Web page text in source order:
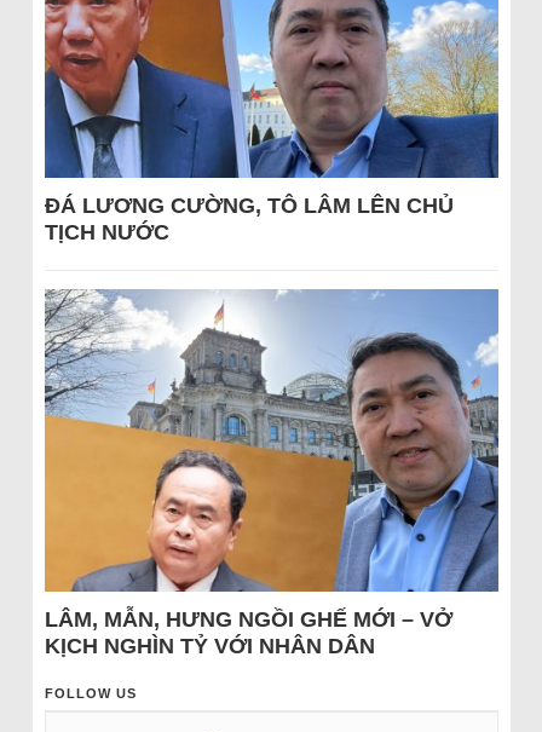
ĐÁ LƯƠNG CƯỜNG, TÔ LÂM LÊN CHỦ
TỊCH NƯỚC
LÂM, MẪN, HƯNG NGỒI GHẾ MỚI – VỞ
KỊCH NGHÌN TỶ VỚI NHÂN DÂN
FOLLOW US